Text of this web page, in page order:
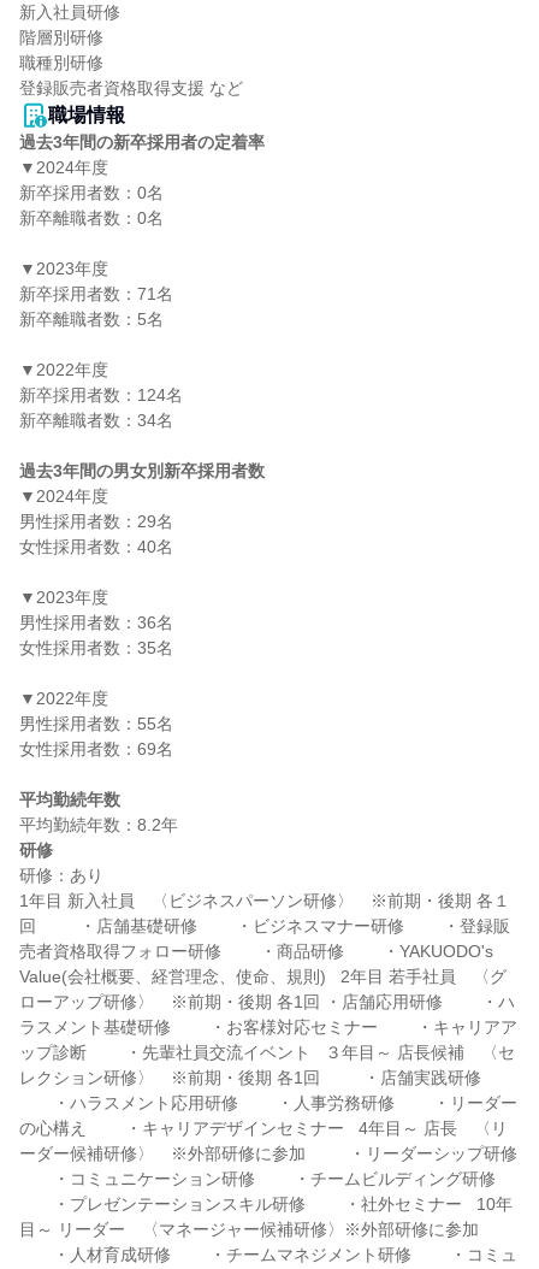
新入社員研修
階層別研修
職種別研修
職場情報
過去3年間の新卒採用者の定着率
▼2024年度
新卒採用者数：0名
新卒離職者数：0名
▼2023年度
新卒採用者数：71名
新卒離職者数：5名
▼2022年度
新卒採用者数：124名
新卒離職者数：34名
過去3年間の男女別新卒採用者数
▼2024年度
男性採用者数：29名
女性採用者数：40名
▼2023年度
男性採用者数：36名
女性採用者数：35名
▼2022年度
男性採用者数：55名
女性採用者数：69名
平均勤続年数
研修
研修：あり
1年目 新入社員　〈ビジネスパーソン研修〉　※前期・後期 各１
回  　　・店舗基礎研修 　　・ビジネスマナー研修 　　・登録販
売者資格取得フォロー研修 　　・商品研修 　　・YAKUODO's
Value(会社概要、経営理念、使命、規則)   2年目 若手社員　〈グ
ローアップ研修〉　※前期・後期 各1回 ・店舗応用研修 　　・ハ
ラスメント基礎研修 　　・お客様対応セミナー 　　・キャリアア
ップ診断 　　・先輩社員交流イベント   ３年目～ 店長候補　〈セ
レクション研修〉　※前期・後期 各1回  　　・店舗実践研修
・ハラスメント応用研修 　　・人事労務研修 　　・リーダー
の心構え 　　・キャリアデザインセミナー   4年目～ 店長　〈リ
ーダー候補研修〉　※外部研修に参加  　　・リーダーシップ研修
・コミュニケーション研修 　　・チームビルディング研修
・プレゼンテーションスキル研修 　　・社外セミナー   10年
目～ リーダー　〈マネージャー候補研修〉※外部研修に参加
・人材育成研修 　　・チームマネジメント研修 　　・コミュ